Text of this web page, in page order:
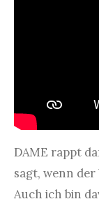
DAME rappt
sagt, wenn der
Auch ich bin